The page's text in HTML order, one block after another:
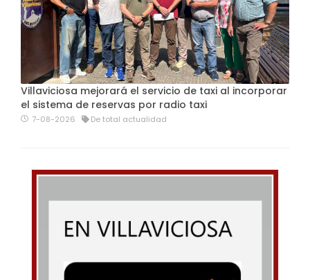
Villaviciosa mejorará el servicio de taxi al incorporar
el sistema de reservas por radio taxi
7-08-2026 De total actualidad